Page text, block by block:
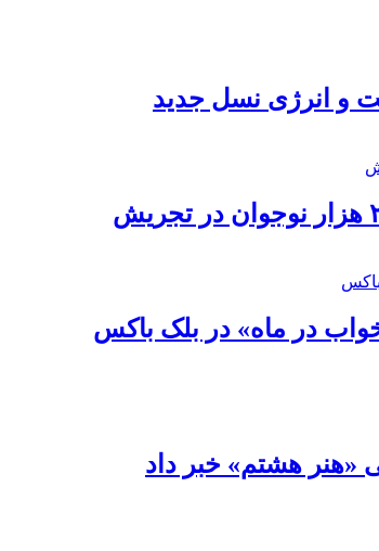
و انرژی نسل جدید
در ماه» در بلک باکس
«هنر هشتم» خبر داد